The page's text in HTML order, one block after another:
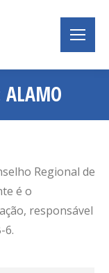
ALAMO
aqui:
Regional de
é o
responsável
6.